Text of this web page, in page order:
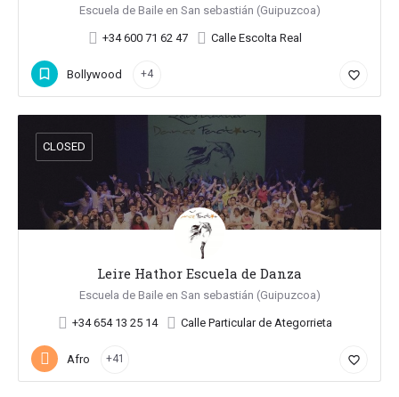
Escuela de Baile en San sebastián (Guipuzcoa)
+34 600 71 62 47 Calle Escolta Real
Bollywood +4 favorite_border
Leire Hathor Escuela de Danza
Escuela de Baile en San sebastián (Guipuzcoa)
+34 654 13 25 14 Calle Particular de Ategorrieta
CLOSED
Afro +41 favorite_border